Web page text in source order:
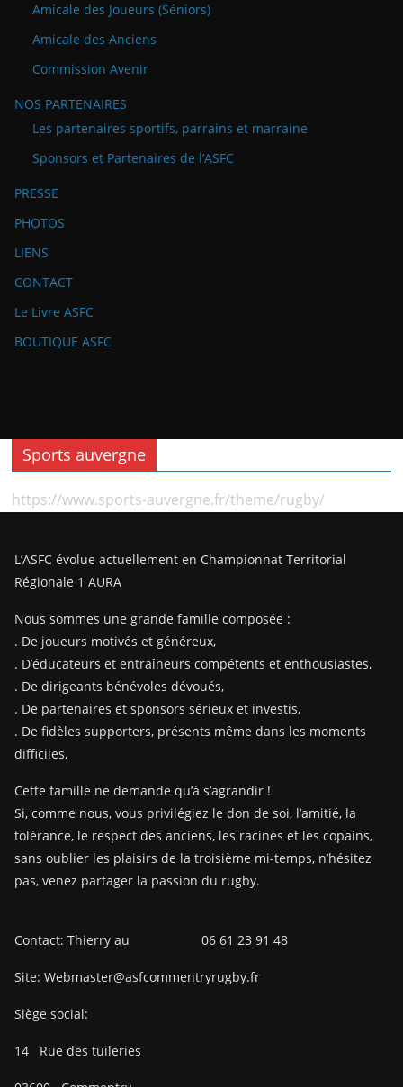
Amicale des Joueurs (Séniors)
Amicale des Anciens
Commission Avenir
NOS PARTENAIRES
Les partenaires sportifs, parrains et marraine
Sponsors et Partenaires de l’ASFC
PRESSE
PHOTOS
LIENS
CONTACT
Le Livre ASFC
BOUTIQUE ASFC
Sports auvergne
https://www.sports-auvergne.fr/theme/rugby/
L’ASFC évolue actuellement en Championnat Territorial
Régionale 1 AURA
Nous sommes une grande famille composée :
. De joueurs motivés et généreux,
. D’éducateurs et entraîneurs compétents et enthousiastes,
. De dirigeants bénévoles dévoués,
. De partenaires et sponsors sérieux et investis,
. De fidèles supporters, présents même dans les moments
difficiles,
Cette famille ne demande qu’à s’agrandir !
Si, comme nous, vous privilégiez le don de soi, l’amitié, la
tolérance, le respect des anciens, les racines et les copains,
sans oublier les plaisirs de la troisième mi-temps, n’hésitez
pas, venez partager la passion du rugby.
Contact: Thierry au 06 61 23 91 48
Site: Webmaster@asfcommentryrugby.fr
Siège social:
14 Rue des tuileries